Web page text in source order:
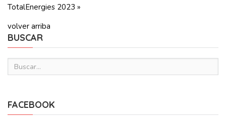
TotalEnergies 2023 »
volver arriba
BUSCAR
FACEBOOK